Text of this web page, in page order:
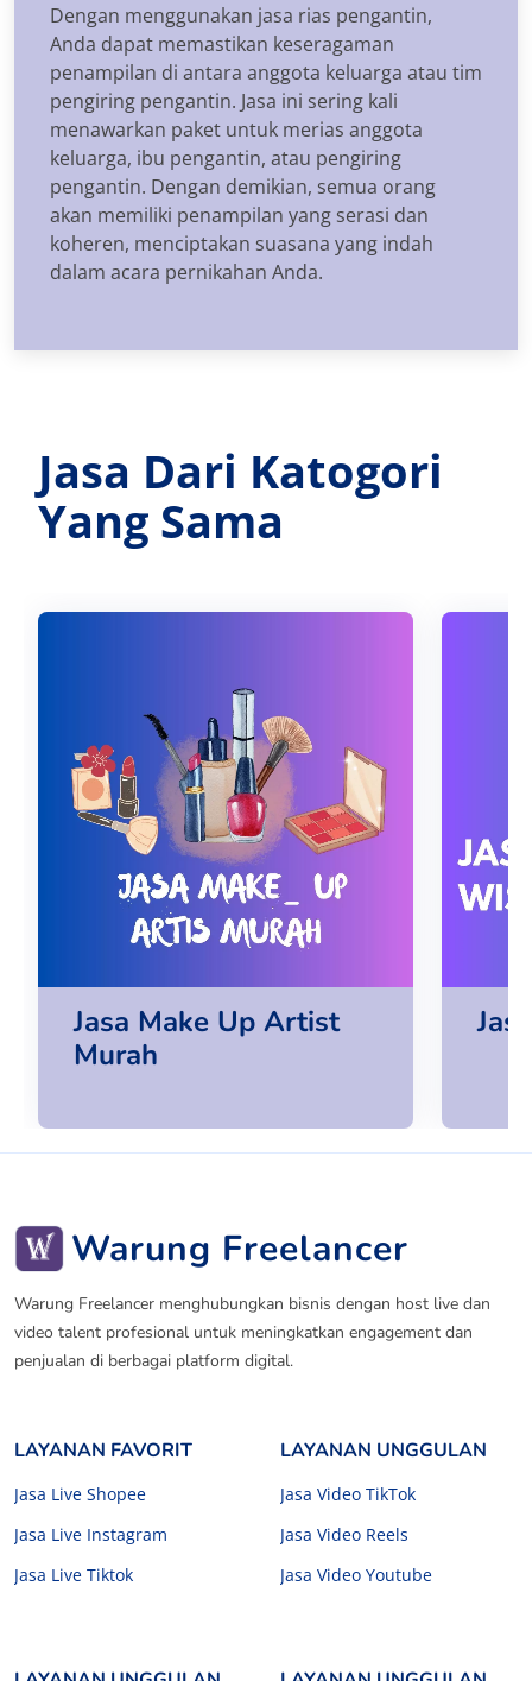
Dengan menggunakan jasa rias pengantin,
Anda dapat memastikan keseragaman
penampilan di antara anggota keluarga atau tim
pengiring pengantin. Jasa ini sering kali
menawarkan paket untuk merias anggota
keluarga, ibu pengantin, atau pengiring
pengantin. Dengan demikian, semua orang
akan memiliki penampilan yang serasi dan
koheren, menciptakan suasana yang indah
dalam acara pernikahan Anda.
Jasa Dari Katogori
Yang Sama
Jasa Make Up Artist
Murah
Warung Freelancer
Warung Freelancer menghubungkan bisnis dengan host live dan
video talent profesional untuk meningkatkan engagement dan
penjualan di berbagai platform digital.
LAYANAN FAVORIT
Jasa Live Shopee
Jasa Live Instagram
Jasa Live Tiktok
LAYANAN UNGGULAN
Jasa Video TikTok
Jasa Video Reels
Jasa Video Youtube